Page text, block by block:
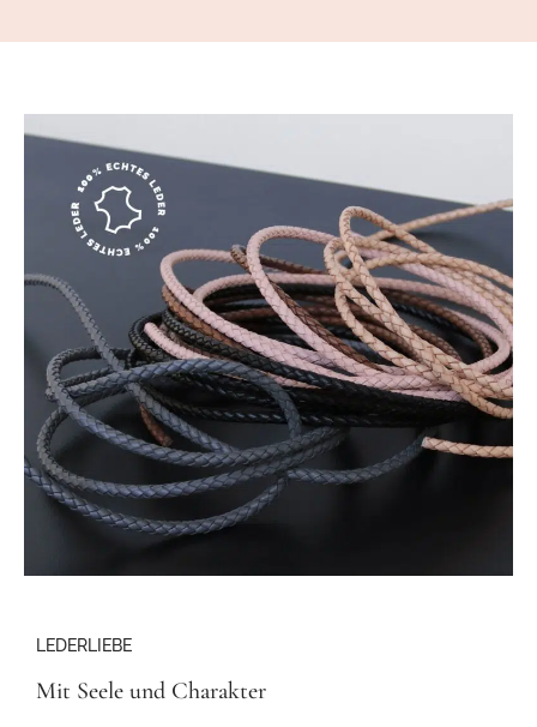
LEDERLIEBE
Mit Seele und Charakter